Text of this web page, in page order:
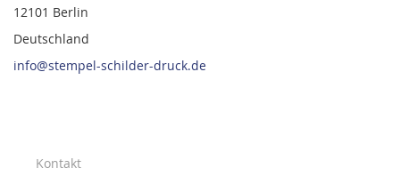
12101 Berlin
Deutschland
info@stempel-schilder-druck.de
Kontakt